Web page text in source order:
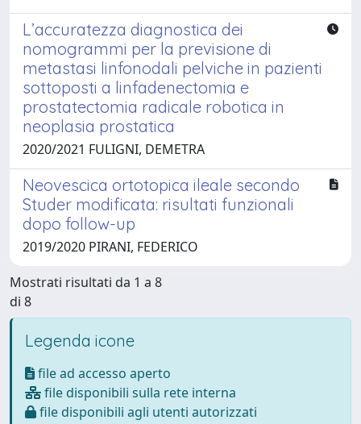
L’accuratezza diagnostica dei
nomogrammi per la previsione di
metastasi linfonodali pelviche in pazienti
sottoposti a linfadenectomia e
prostatectomia radicale robotica in
neoplasia prostatica
2020/2021 FULIGNI, DEMETRA
Neovescica ortotopica ileale secondo
Studer modificata: risultati funzionali
dopo follow-up
2019/2020 PIRANI, FEDERICO
Mostrati risultati da 1 a 8
di 8
Legenda icone
file ad accesso aperto
file disponibili sulla rete interna
file disponibili agli utenti autorizzati